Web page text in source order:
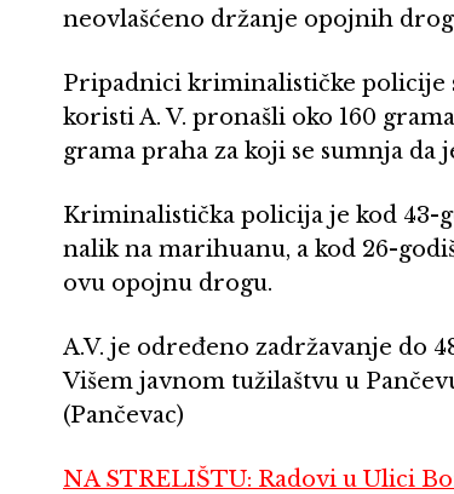
neovlašćeno držanje opojnih
Pripadnici kriminalističke policije
koristi A. V. pronašli oko 160
grama praha za koji se sumnja da
Kriminalistička policija je kod 43-
nalik na marihuanu, a kod 26-
ovu opojnu drogu.
A.V. je određeno zadržavanje do
Višem javnom tužilaštvu u
(Pančevac)
NA STRELIŠTU: Radovi u Ulici